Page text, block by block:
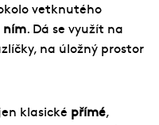
vetknutého
ním. Dá se využít na
na úložný prostor
klasické přímé,